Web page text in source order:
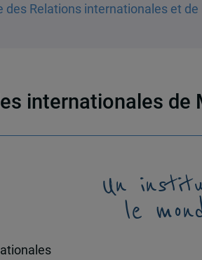
internationales de
Un
le